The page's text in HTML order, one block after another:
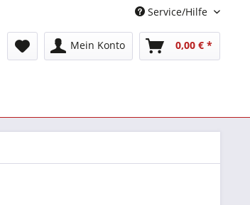
Service/Hilfe
Mein Konto 0,00 € *